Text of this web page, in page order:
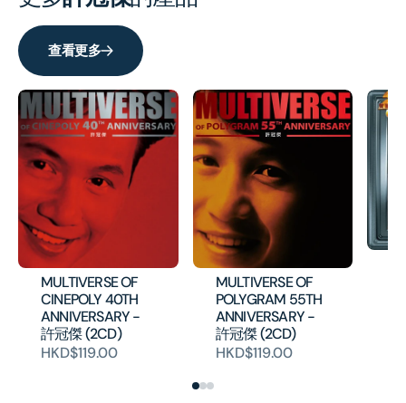
查看更多
MULTIVERSE OF
CINEPOLY 40TH
ANNIVERSARY -
許冠傑 (2CD)
HKD$119.00
MULTIVERSE OF
POLYGRAM 55TH
ANNIVERSARY -
許冠傑 (2CD)
HKD$119.00